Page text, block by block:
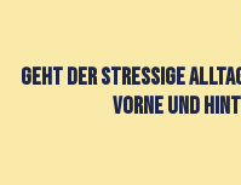
geht der stressige
vorne und